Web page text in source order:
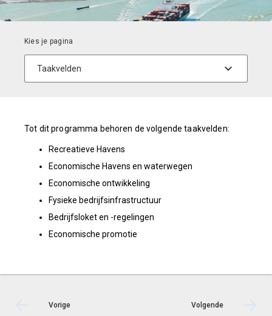
Tot dit programma behoren de volgende taakvelden:
Recreatieve Havens
Economische Havens en waterwegen
Economische ontwikkeling
Fysieke bedrijfsinfrastructuur
Bedrijfsloket en -regelingen
Economische promotie
Vorige Volgende